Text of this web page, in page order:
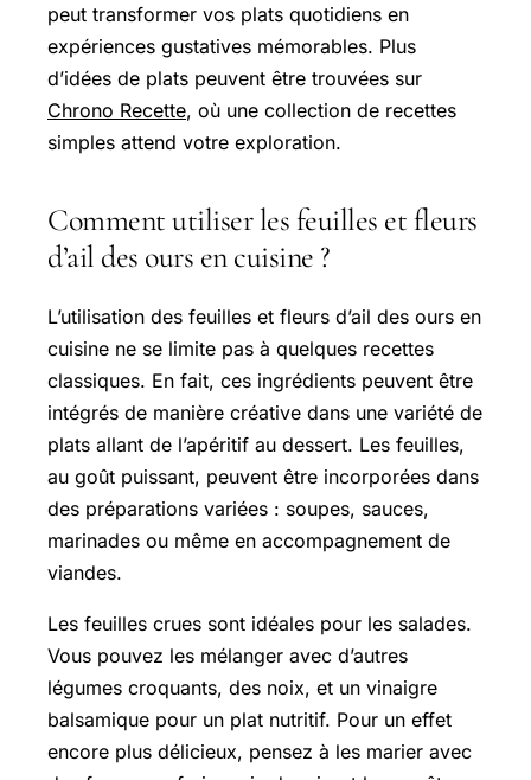
peut transformer vos plats quotidiens en
expériences gustatives mémorables. Plus
d’idées de plats peuvent être trouvées sur
Chrono Recette, où une collection de recettes
simples attend votre exploration.
Comment utiliser les feuilles et fleurs
d’ail des ours en cuisine ?
L’utilisation des feuilles et fleurs d’ail des ours en
cuisine ne se limite pas à quelques recettes
classiques. En fait, ces ingrédients peuvent être
intégrés de manière créative dans une variété de
plats allant de l’apéritif au dessert. Les feuilles,
au goût puissant, peuvent être incorporées dans
des préparations variées : soupes, sauces,
marinades ou même en accompagnement de
viandes.
Les feuilles crues sont idéales pour les salades.
Vous pouvez les mélanger avec d’autres
légumes croquants, des noix, et un vinaigre
balsamique pour un plat nutritif. Pour un effet
encore plus délicieux, pensez à les marier avec